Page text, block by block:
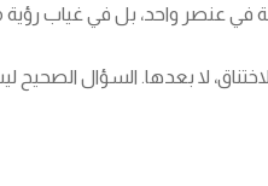
في عنصر واحد، بل في غياب رؤية
لا بعدها. السؤال